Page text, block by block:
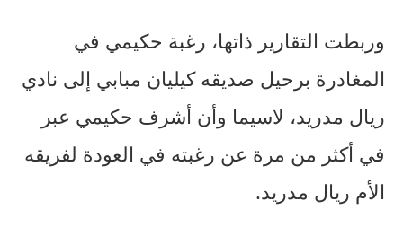
وربطت التقارير ذاتها، رغبة حكيمي في
المغادرة برحيل صديقه كيليان مبابي إلى نادي
ريال مدريد، لاسيما وأن أشرف حكيمي عبر
في أكثر من مرة عن رغبته في العودة لفريقه
الأم ريال مدريد.